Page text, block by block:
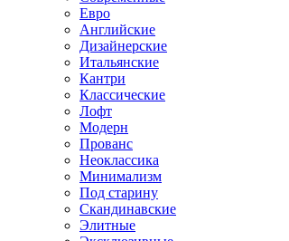
Евро
Английские
Дизайнерские
Итальянские
Кантри
Классические
Лофт
Модерн
Прованс
Неоклассика
Минимализм
Под старину
Скандинавские
Элитные